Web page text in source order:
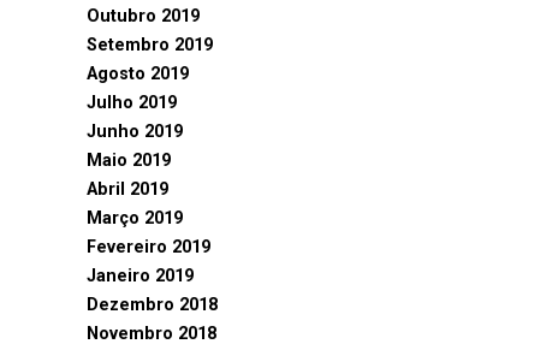
Outubro 2019
Setembro 2019
Agosto 2019
Julho 2019
Junho 2019
Maio 2019
Abril 2019
Março 2019
Fevereiro 2019
Janeiro 2019
Dezembro 2018
Novembro 2018